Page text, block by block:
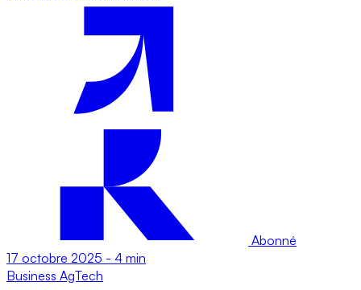
Abonné
17 octobre 2025 - 4 min
Business AgTech